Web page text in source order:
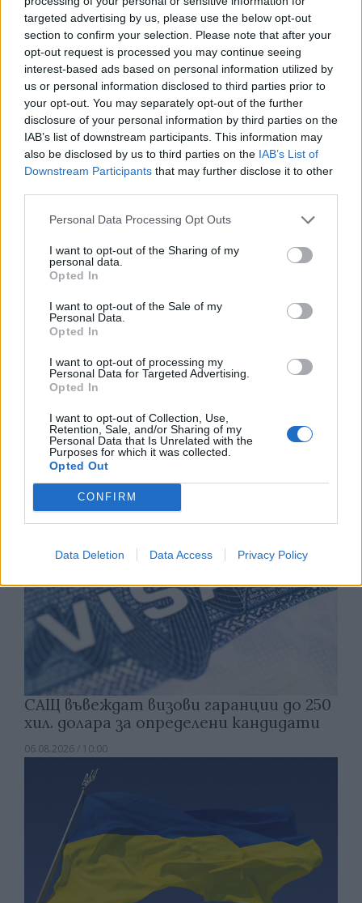
targeted advertising by us, please use the below opt-out
section to confirm your selection. Please note that after your
opt-out request is processed you may continue seeing
interest-based ads based on personal information utilized by
us or personal information disclosed to third parties prior to
your opt-out. You may separately opt-out of the further
disclosure of your personal information by third parties on the
IAB’s list of downstream participants. This information may
also be disclosed by us to third parties on the IAB’s List of
Downstream Participants that may further disclose it to other
Personal Data Processing Opt Outs
I want to opt-out of the Sharing of my
personal data.
Opted In
I want to opt-out of the Sale of my
Personal Data.
Opted In
I want to opt-out of processing my
Personal Data for Targeted Advertising.
Opted In
I want to opt-out of Collection, Use,
Retention, Sale, and/or Sharing of my
Personal Data that Is Unrelated with the
Purposes for which it was collected.
Opted Out
CONFIRM
Data Deletion Data Access Privacy Policy
Какви са минималните заплати в
Европа
06.08.2026 / 12:00
откриха нов тунел за мигранти
06.08.2026 / 11:00
САЩ въвеждат визови гаранции до 250
хил. долара за определени кандидати
06.08.2026 / 10:00